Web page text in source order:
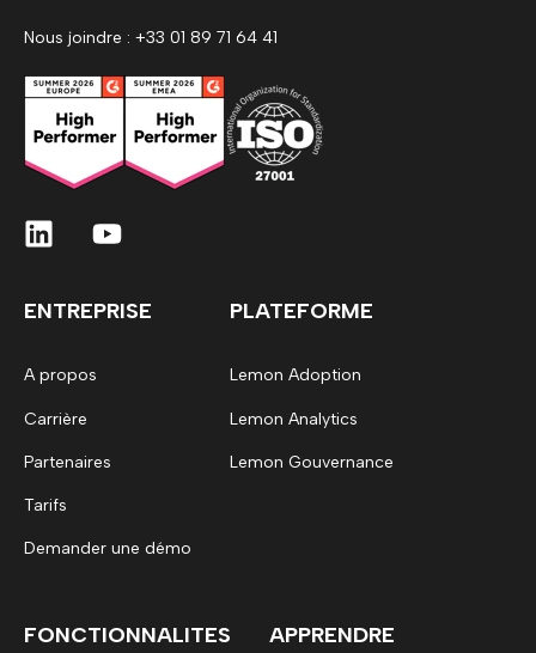
Nous joindre : +33 01 89 71 64 41
ENTREPRISE
A propos
Carrière
Partenaires
Tarifs
Demander une démo
PLATEFORME
Lemon Adoption
Lemon Analytics
Lemon Gouvernance
FONCTIONNALITES APPRENDRE